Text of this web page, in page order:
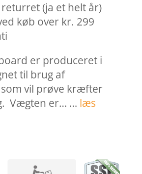
(ja et helt år)
køb over kr. 299
er produceret i
til brug af
vil prøve kræfter
Vægten er… … læs